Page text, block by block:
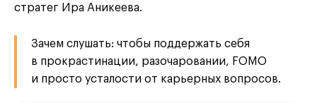
стратег Ира Аникеева.
Зачем слушать: чтобы поддержать себя
в прокрастинации, разочаровании, FOMO
и просто усталости от карьерных вопросов.